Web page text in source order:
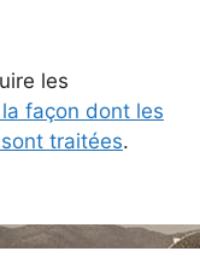
les
façon dont les
traitées.